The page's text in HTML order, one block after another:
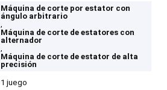
Máquina de corte por estator con
ángulo arbitrario
,
Máquina de corte de estatores con
alternador
,
Máquina de corte de estator de alta
precisión
1 juego